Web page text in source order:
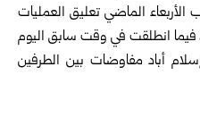
الأربعاء الماضي تعليق العمليات
فيما انطلقت في وقت سابق اليوم
أباد مفاوضات بين الطرفين